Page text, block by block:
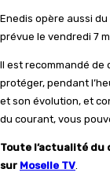
Enedis opère aussi
prévue le vendredi 7
Il est recommandé de
protéger, pendant
et son évolution, et
du courant, vous
Toute l’actualité du
sur Moselle TV.